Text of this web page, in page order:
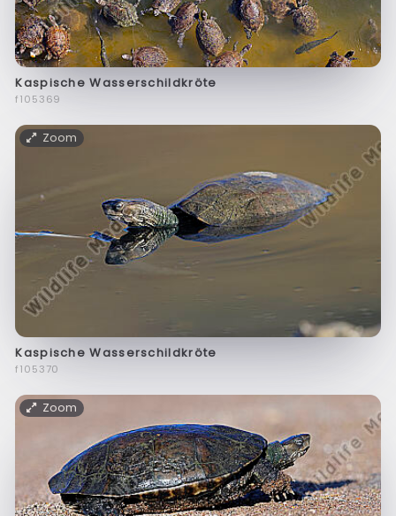
Kaspische Wasserschildkröte
f105369
Zoom
Kaspische Wasserschildkröte
f105370
Zoom